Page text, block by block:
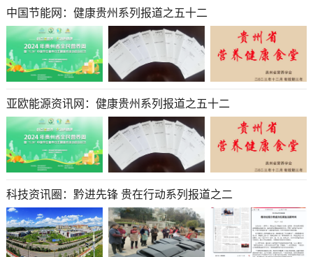
中国节能网：健康贵州系列报道之五十二
亚欧能源资讯网：健康贵州系列报道之五十二
科技资讯圈：黔进先锋 贵在行动系列报道之二